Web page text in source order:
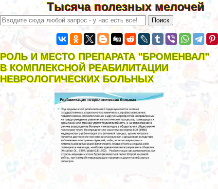
Тысяча полезных мелочей
РОЛЬ И МЕСТО ПРЕПАРАТА "БРОМЕНВАЛ"
В КОМПЛЕКСНОЙ РЕАБИЛИТАЦИИ
НЕВРОЛОГИЧЕСКИХ БОЛЬНЫХ